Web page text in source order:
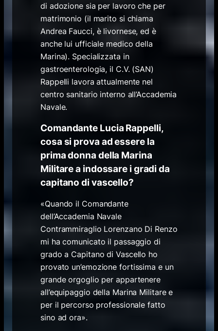
di adozione sia per lavoro che per
matrimonio (il marito si chiama
Andrea Faucci, è livornese, ed è
anche lui ufficiale medico della
Marina). Specializzata in
gastroenterologia, il C.V. (SAN)
Rappelli lavora attualmente nel
centro sanitario interno all’Accademia
Navale.
Comandante Lucia Rappelli,
cosa si prova ad essere la
prima donna della Marina
Militare a indossare i gradi da
capitano di vascello?
«Quando il Comandante
dell’Accademia Navale
Contrammiraglio Lorenzano Di Renzo
mi ha comunicato il passaggio di
grado a Capitano di Vascello ho
provato un’emozione fortissima e un
grande orgoglio per appartenere
all’equipaggio della Marina Militare e
per il percorso professionale fatto
sino ad ora».